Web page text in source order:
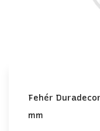
Fehér
mm